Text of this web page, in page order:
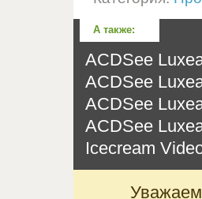
А также:
ACDSee
ACDSee
ACDSee
ACDSee
Icecream